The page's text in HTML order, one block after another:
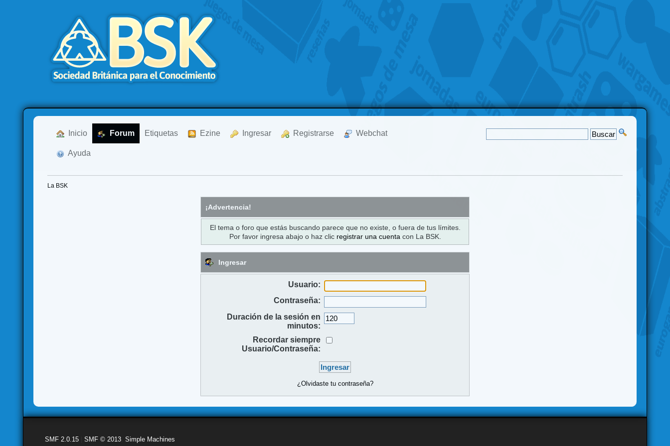
Inicio Forum Etiquetas Ezine Ingresar Registrarse Webchat
Ayuda
La BSK
¡Advertencia!
El tema o foro que estás buscando parece que no existe, o fuera de tus límites.
Por favor ingresa abajo o haz clic registrar una cuenta con La BSK.
Ingresar
Usuario:
Contraseña:
Duración de la sesión en
minutos:
Recordar siempre
Usuario/Contraseña:
¿Olvidaste tu contraseña?
SMF 2.0.15 |SMF © 2013 ,Simple Machines